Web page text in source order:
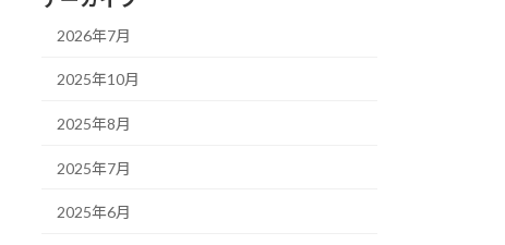
2026年7月
2025年10月
2025年8月
2025年7月
2025年6月